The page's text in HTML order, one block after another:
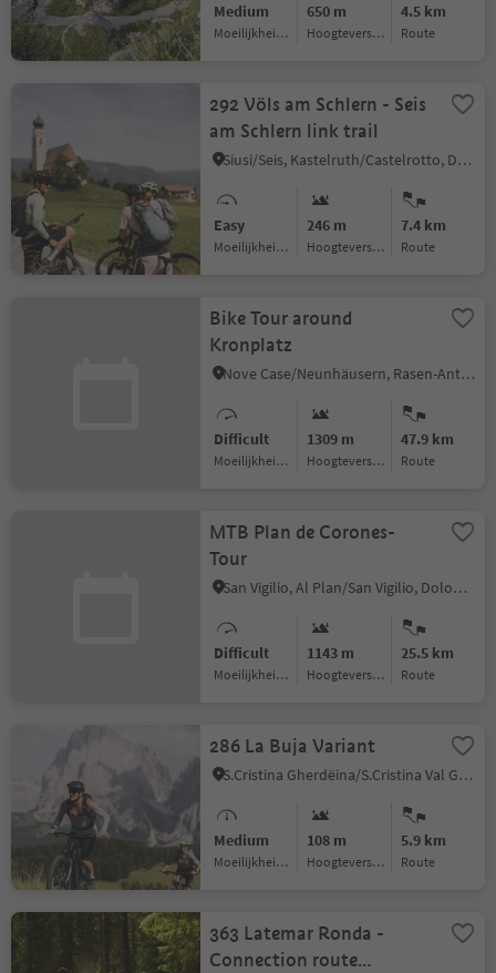
Medium
Moeilijkheidsgraad
650 m
Hoogteverschil
4.5 km
Route
292 Völs am Schlern - Seis
am Schlern link trail
Siusi/Seis, Kastelruth/Castelrotto, Dolomites Region Seiser Alm
Easy
Moeilijkheidsgraad
246 m
Hoogteverschil
7.4 km
Route
Bike Tour around
Kronplatz
Nove Case/Neunhäusern, Rasen-Antholz/Rasun Anterselva, Dolomites Region Kronplatz/Plan de Corones
Difficult
Moeilijkheidsgraad
1309 m
Hoogteverschil
47.9 km
Route
MTB Plan de Corones-
Tour
San Vigilio, Al Plan/San Vigilio, Dolomites Region Kronplatz/Plan de Corones
Difficult
Moeilijkheidsgraad
1143 m
Hoogteverschil
25.5 km
Route
286 La Buja Variant
S.Cristina Gherdëina/S.Cristina Val Gardena/S.Cristina Gherdëina/St.Christina in Gröden, Kastelruth/Castelrotto, Dolomites Region Seiser Alm
Medium
Moeilijkheidsgraad
108 m
Hoogteverschil
5.9 km
Route
363 Latemar Ronda -
Connection route